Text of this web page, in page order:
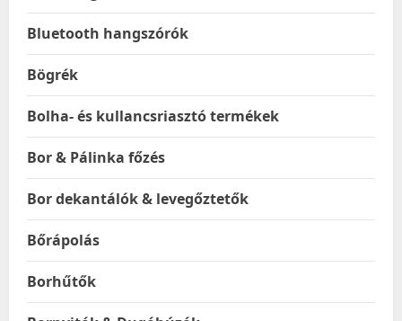
Bluetooth hangszórók
Bögrék
Bolha- és kullancsriasztó termékek
Bor & Pálinka főzés
Bor dekantálók & levegőztetők
Bőrápolás
Borhűtők